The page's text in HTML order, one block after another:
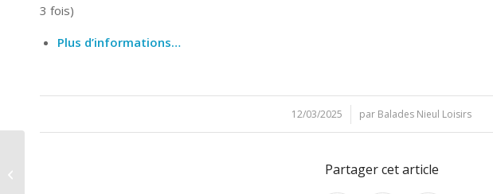
3 fois)
Plus d’informations…
12/03/2025
/ par Balades Nieul Loisirs
Partager cet article